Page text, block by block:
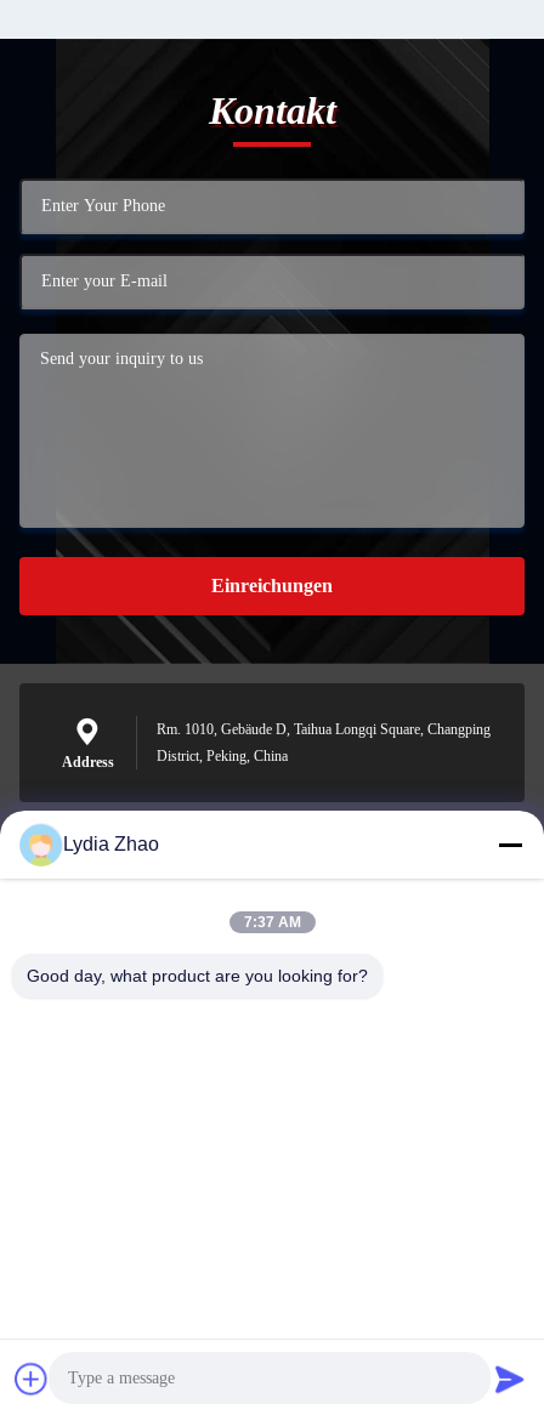
Kontakt
Einreichungen
Address
Rm. 1010, Gebäude D, Taihua Longqi Square, Changping
District, Peking, China
jesingd@vip.sina.com
Beijing Oriens Technology Co., Ltd.
Lydia Zhao
7:37 AM
Good day, what product are you looking for?